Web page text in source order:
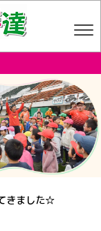
きました☆